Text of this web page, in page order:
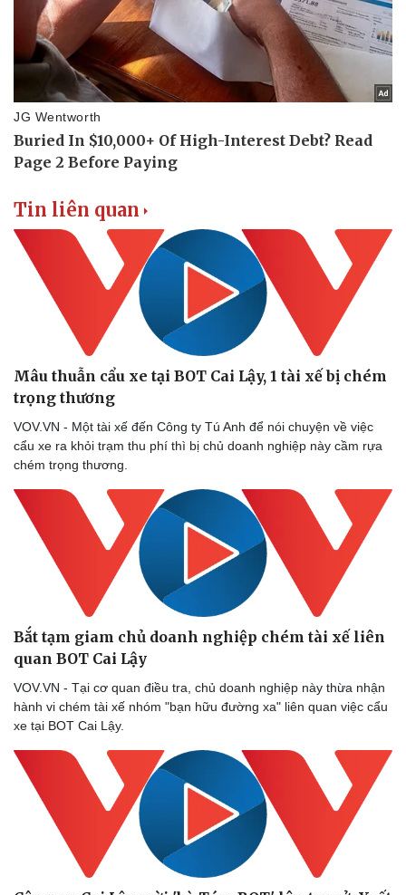
Doanh nghiệp
Thông tin doanh nghiệp
Doanh nghiệp 24h
Doanh nhân
Vì cộng đồng
Sành điệu
Tin Công nghệ
Trải nghiệm
Chuyển đổi số
Tin liên quan
Mâu thuẫn cẩu xe tại BOT Cai Lậy, 1 tài xế bị chém
trọng thương
VOV.VN - Một tài xế đến Công ty Tú Anh để nói chuyện về việc
cẩu xe ra khỏi trạm thu phí thì bị chủ doanh nghiệp này cầm rựa
chém trọng thương.
Bắt tạm giam chủ doanh nghiệp chém tài xế liên
quan BOT Cai Lậy
VOV.VN - Tại cơ quan điều tra, chủ doanh nghiệp này thừa nhận
hành vi chém tài xế nhóm "bạn hữu đường xa" liên quan việc cẩu
xe tại BOT Cai Lậy.